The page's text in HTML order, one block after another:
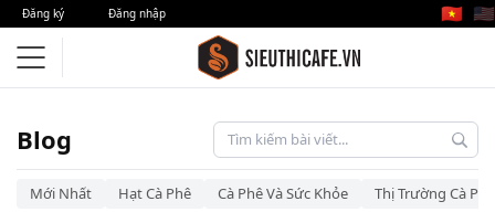
Đăng ký Đăng nhập 🇻🇳 🇺🇸
Blog
Mới Nhất Hạt Cà Phê Cà Phê Và Sức Khỏe Thị Trường Cà Phê